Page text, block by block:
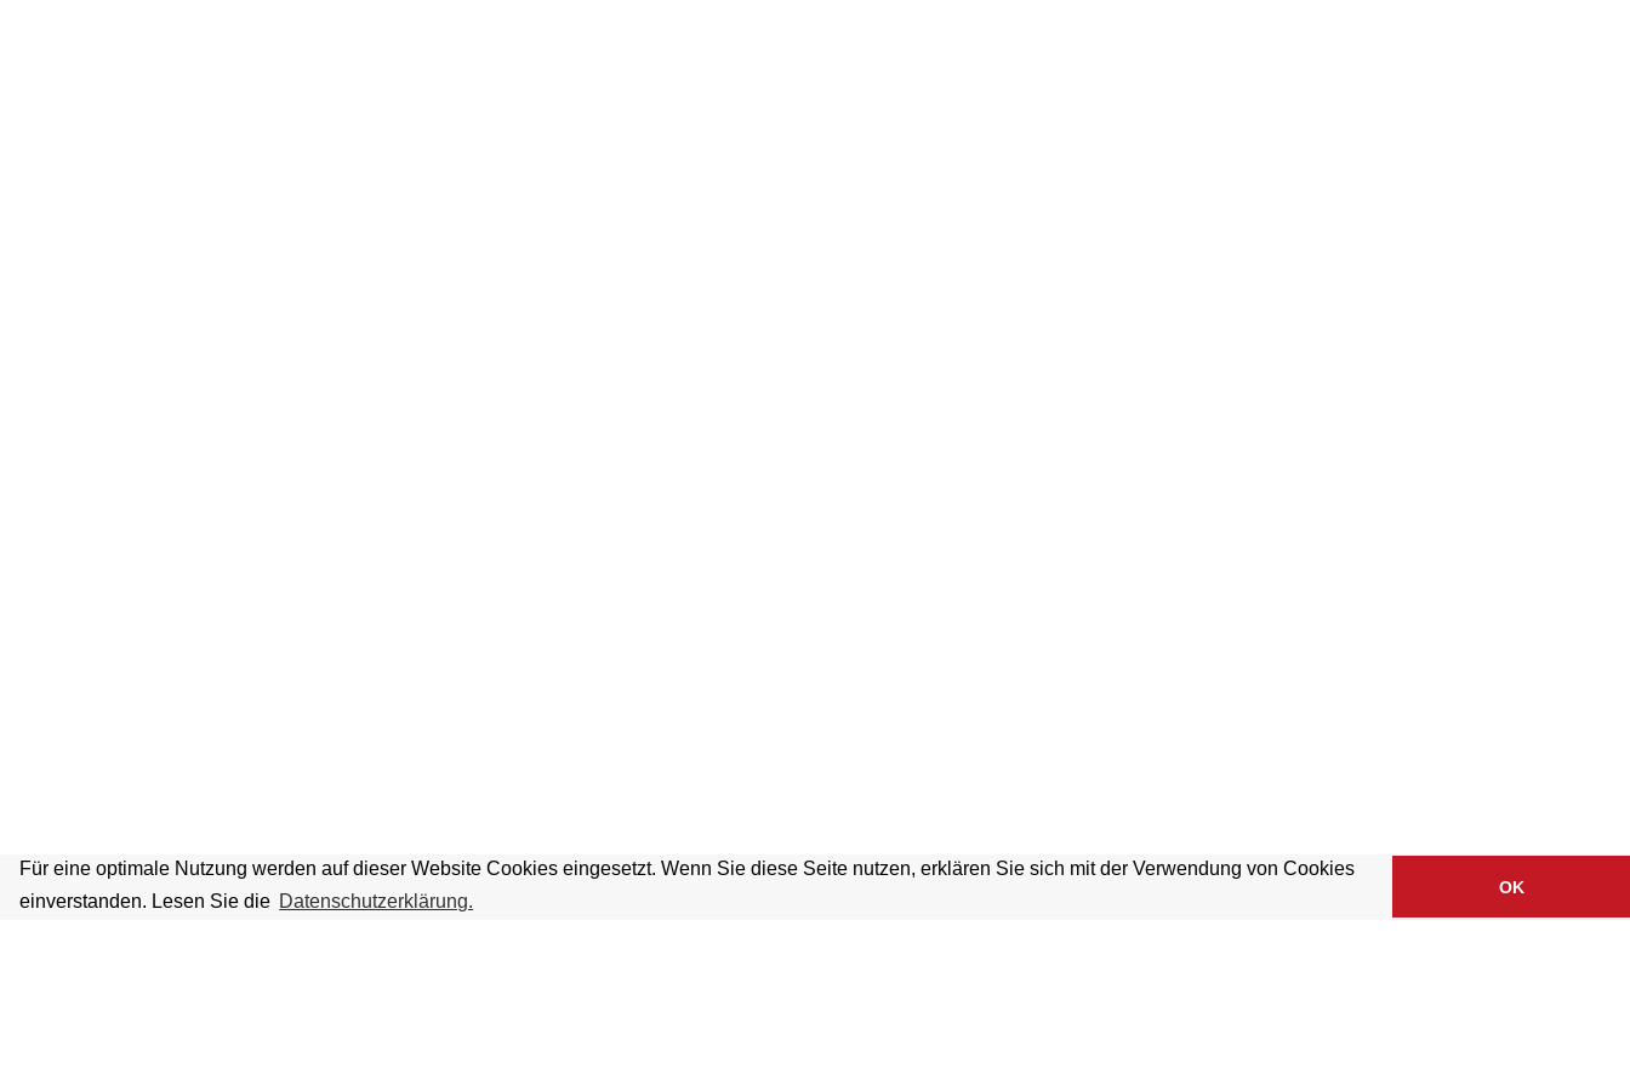
Für eine optimale Nutzung werden auf dieser Website Cookies eingesetzt. Wenn Sie diese Seite nutzen, erklären Sie sich mit der Verwendung von Cookies
einverstanden. Lesen Sie die Datenschutzerklärung.
OK